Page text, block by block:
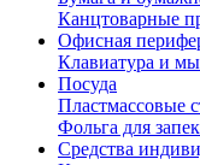
Канцтоварные
Офисная
Клавиатура и
Посуда
Пластмассовые
Фольга для
Средства